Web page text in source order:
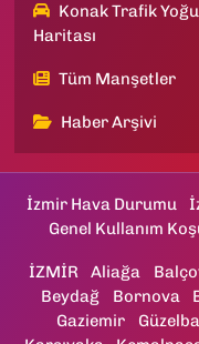
Konak Trafik
Haritası
Tüm Manşetler
Haber Arşivi
İzmir Hava Durumu
Genel Kullanım
İZMİR Aliağa
Beydağ
Bornova
Gaziemir